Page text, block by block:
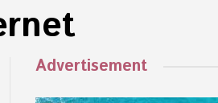
Advertisement